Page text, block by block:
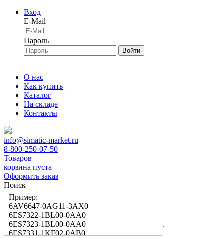
Вход
E-Mail
Пароль
Войти
О нас
Как купить
Каталог
На складе
Контакты
info@simatic-market.ru
8-800-250-07-50
Товаров
корзина пуста
Оформить заказ
Поиск
Пример:
6AV6647-0AG11-3AX0
6ES7322-1BL00-0AA0
6ES7323-1BL00-0AA0
6ES7331-1KF02-0AB0